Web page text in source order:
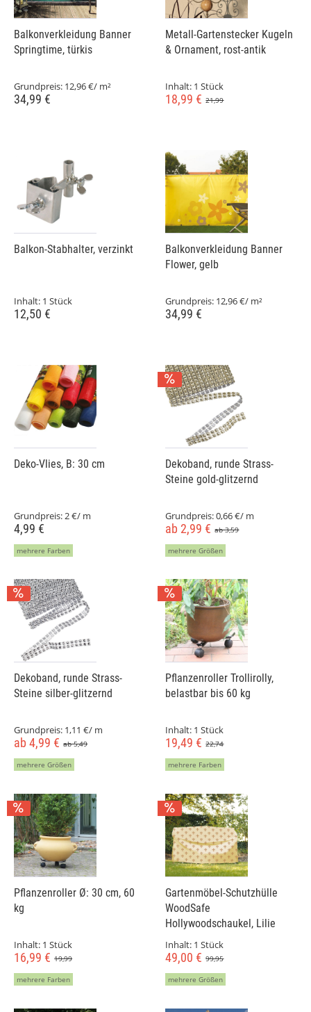
Balkonverkleidung Banner
Springtime, türkis
Grundpreis: 12,96 €/ m²
34,99 €
Metall-Gartenstecker Kugeln
& Ornament, rost-antik
Inhalt: 1 Stück
21,99
18,99 €
Balkon-Stabhalter, verzinkt
Inhalt: 1 Stück
12,50 €
Balkonverkleidung Banner
Flower, gelb
Grundpreis: 12,96 €/ m²
34,99 €
Deko-Vlies, B: 30 cm
Grundpreis:2 €/ m
4,99 €
mehrere Farben
Dekoband, runde Strass-
Steine gold-glitzernd
Grundpreis:0,66 €/ m
ab 3,59
ab 2,99 €
mehrere Größen
Dekoband, runde Strass-
Steine silber-glitzernd
Grundpreis: 1,11 €/ m
ab 5,49
ab 4,99 €
mehrere Größen
Pflanzenroller Trollirolly,
belastbar bis 60 kg
Inhalt: 1 Stück
22,74
19,49 €
mehrere Farben
Pflanzenroller Ø: 30 cm, 60
kg
Inhalt: 1 Stück
19,99
16,99 €
mehrere Farben
Gartenmöbel-Schutzhülle
WoodSafe
Hollywoodschaukel, Lilie
Inhalt: 1 Stück
99,95
49,00 €
mehrere Größen